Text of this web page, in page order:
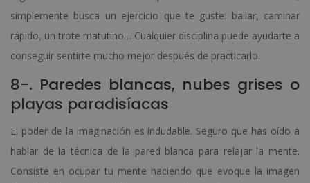
simplemente busca un ejercicio que te guste: bailar, caminar
rápido, un trote matutino… Cualquier disciplina puede ayudarte a
conseguir sentirte mucho mejor después de practicarlo.
8-. Paredes blancas, nubes grises o
playas paradisíacas
El poder de la imaginación es indudable. Seguro que has oído a
hablar de la técnica de la pared blanca para relajar la mente.
Consiste en ocupar tu mente haciendo que evoque la imagen